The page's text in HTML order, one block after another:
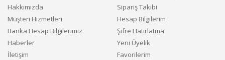
Hakkımızda
Müşteri Hizmetleri
Banka Hesap Bilgilerimiz
Haberler
İletişim
Sipariş Takibi
Hesap Bilgilerim
Şifre Hatırlatma
Yeni Üyelik
Favorilerim